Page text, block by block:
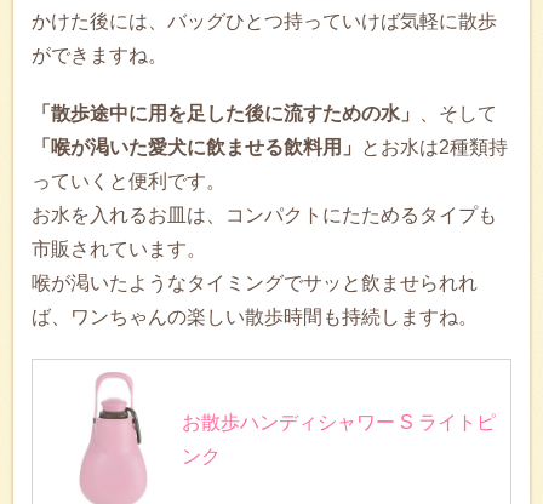
かけた後には、バッグひとつ持っていけば気軽に散歩
ができますね。
「散歩途中に用を足した後に流すための水」
、そして
「喉が渇いた愛犬に飲ませる飲料用」
とお水は2種類持
っていくと便利です。
お水を入れるお皿は、コンパクトにたためるタイプも
市販されています。
喉が渇いたようなタイミングでサッと飲ませられれ
ば、ワンちゃんの楽しい散歩時間も持続しますね。
お散歩ハンディシャワー S ライトピ
ンク